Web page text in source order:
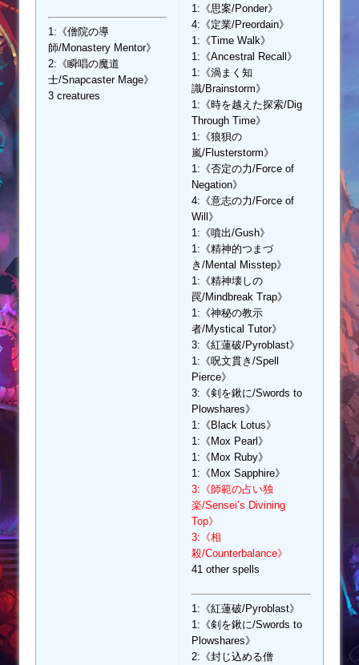
1:《僧院の導
師/Monastery Mentor》
2:《瞬唱の魔道
士/Snapcaster Mage》
3 creatures
1:《思案/Ponder》
4:《定業/Preordain》
1:《Time Walk》
1:《Ancestral Recall》
1:《渦まく知
識/Brainstorm》
1:《時を越えた探索/Dig
Through Time》
1:《狼狽の
嵐/Flusterstorm》
1:《否定の力/Force of
Negation》
4:《意志の力/Force of
Will》
1:《噴出/Gush》
1:《精神的つまづ
き/Mental Misstep》
1:《精神壊しの
罠/Mindbreak Trap》
1:《神秘の教示
者/Mystical Tutor》
3:《紅蓮破/Pyroblast》
1:《呪文貫き/Spell
Pierce》
3:《剣を鍬に/Swords to
Plowshares》
1:《Black Lotus》
1:《Mox Pearl》
1:《Mox Ruby》
1:《Mox Sapphire》
3:《師範の占い独
楽/Sensei’s Divining
Top》
3:《相
殺/Counterbalance》
41 other spells
1:《紅蓮破/Pyroblast》
1:《剣を鍬に/Swords to
Plowshares》
2:《封じ込める僧